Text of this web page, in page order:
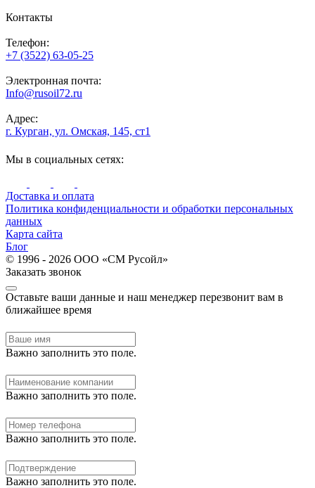
Контакты
Телефон:
+7 (3522) 63-05-25
Электронная почта:
Info@rusoil72.ru
Адрес:
г. Курган, ул. Омская, 145, ст1
Мы в социальных сетях:
Доставка и оплата
Политика конфиденциальности и обработки персональных
данных
Карта сайта
Блог
© 1996 - 2026 ООО «СМ Русойл»
Заказать звонок
Оставьте ваши данные и наш менеджер перезвонит вам в
ближайшее время
Важно заполнить это поле.
Важно заполнить это поле.
Важно заполнить это поле.
Важно заполнить это поле.